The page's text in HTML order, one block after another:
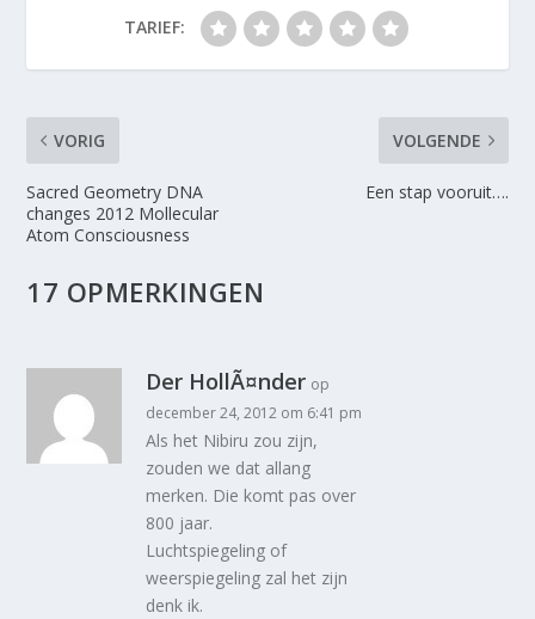
TARIEF:
VORIG
Sacred Geometry DNA
changes 2012 Mollecular
Atom Consciousness
VOLGENDE
Een stap vooruit….
17 OPMERKINGEN
Der HollÃ¤nder op
december 24, 2012 om 6:41 pm
Als het Nibiru zou zijn,
zouden we dat allang
merken. Die komt pas over
800 jaar.
Luchtspiegeling of
weerspiegeling zal het zijn
denk ik.